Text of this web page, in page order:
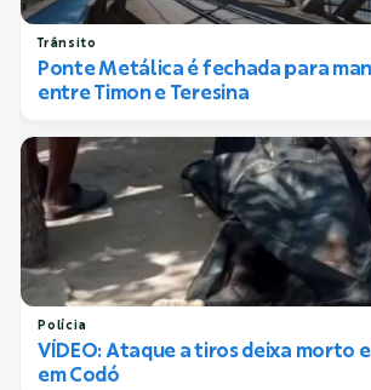
Trânsito
Ponte Metálica é fechada para
entre Timon e Teresina
Polícia
VÍDEO: Ataque a tiros deixa morto
em Codó